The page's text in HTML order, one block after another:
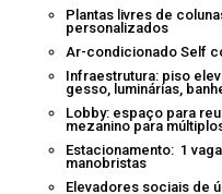
Plantas livres de
personalizados
Ar-condicionado Self
Infraestrutura: piso
gesso, luminárias,
Lobby: espaço para
mezanino para
Estacionamento: 1
manobristas
Elevadores sociais de